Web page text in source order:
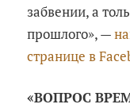
забвении, а
прошлого», —
странице в
«ВОПРОС